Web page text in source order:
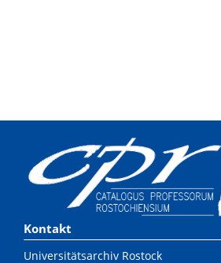
Kontakt
Universitätsarchiv Rostock